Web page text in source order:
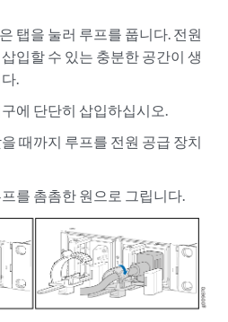
탭을 눌러 루프를 풉니다. 전원
입할 수 있는 충분한 공간이 생
.
에 단단히 삽입하십시오.
때까지 루프를 전원 공급 장치
를 촘촘한 원으로 그립니다.